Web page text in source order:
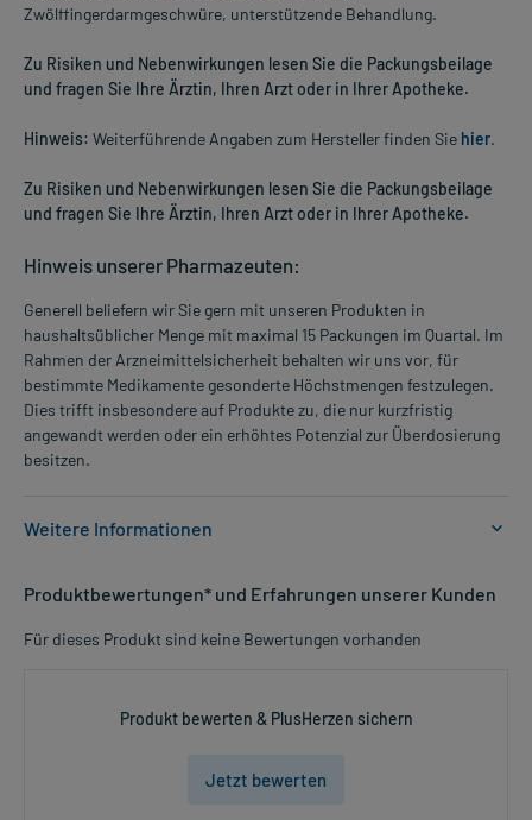
Zwölffingerdarmgeschwüre, unterstützende Behandlung.
Zu Risiken und Nebenwirkungen lesen Sie die Packungsbeilage
und fragen Sie Ihre Ärztin, Ihren Arzt oder in Ihrer Apotheke.
Hinweis: Weiterführende Angaben zum Hersteller finden Sie hier.
Zu Risiken und Nebenwirkungen lesen Sie die Packungsbeilage
und fragen Sie Ihre Ärztin, Ihren Arzt oder in Ihrer Apotheke.
Hinweis unserer Pharmazeuten:
Generell beliefern wir Sie gern mit unseren Produkten in
haushaltsüblicher Menge mit maximal 15 Packungen im Quartal. Im
Rahmen der Arzneimittelsicherheit behalten wir uns vor, für
bestimmte Medikamente gesonderte Höchstmengen festzulegen.
Dies trifft insbesondere auf Produkte zu, die nur kurzfristig
angewandt werden oder ein erhöhtes Potenzial zur Überdosierung
besitzen.
Weitere Informationen
- Säurebedingte Magenbeschwerden, wie:
- Saures Aufstoßen
Produktbewertungen* und Erfahrungen unserer Kunden
Für dieses Produkt sind keine Bewertungen vorhanden
Produkt bewerten & PlusHerzen sichern
Jetzt bewerten